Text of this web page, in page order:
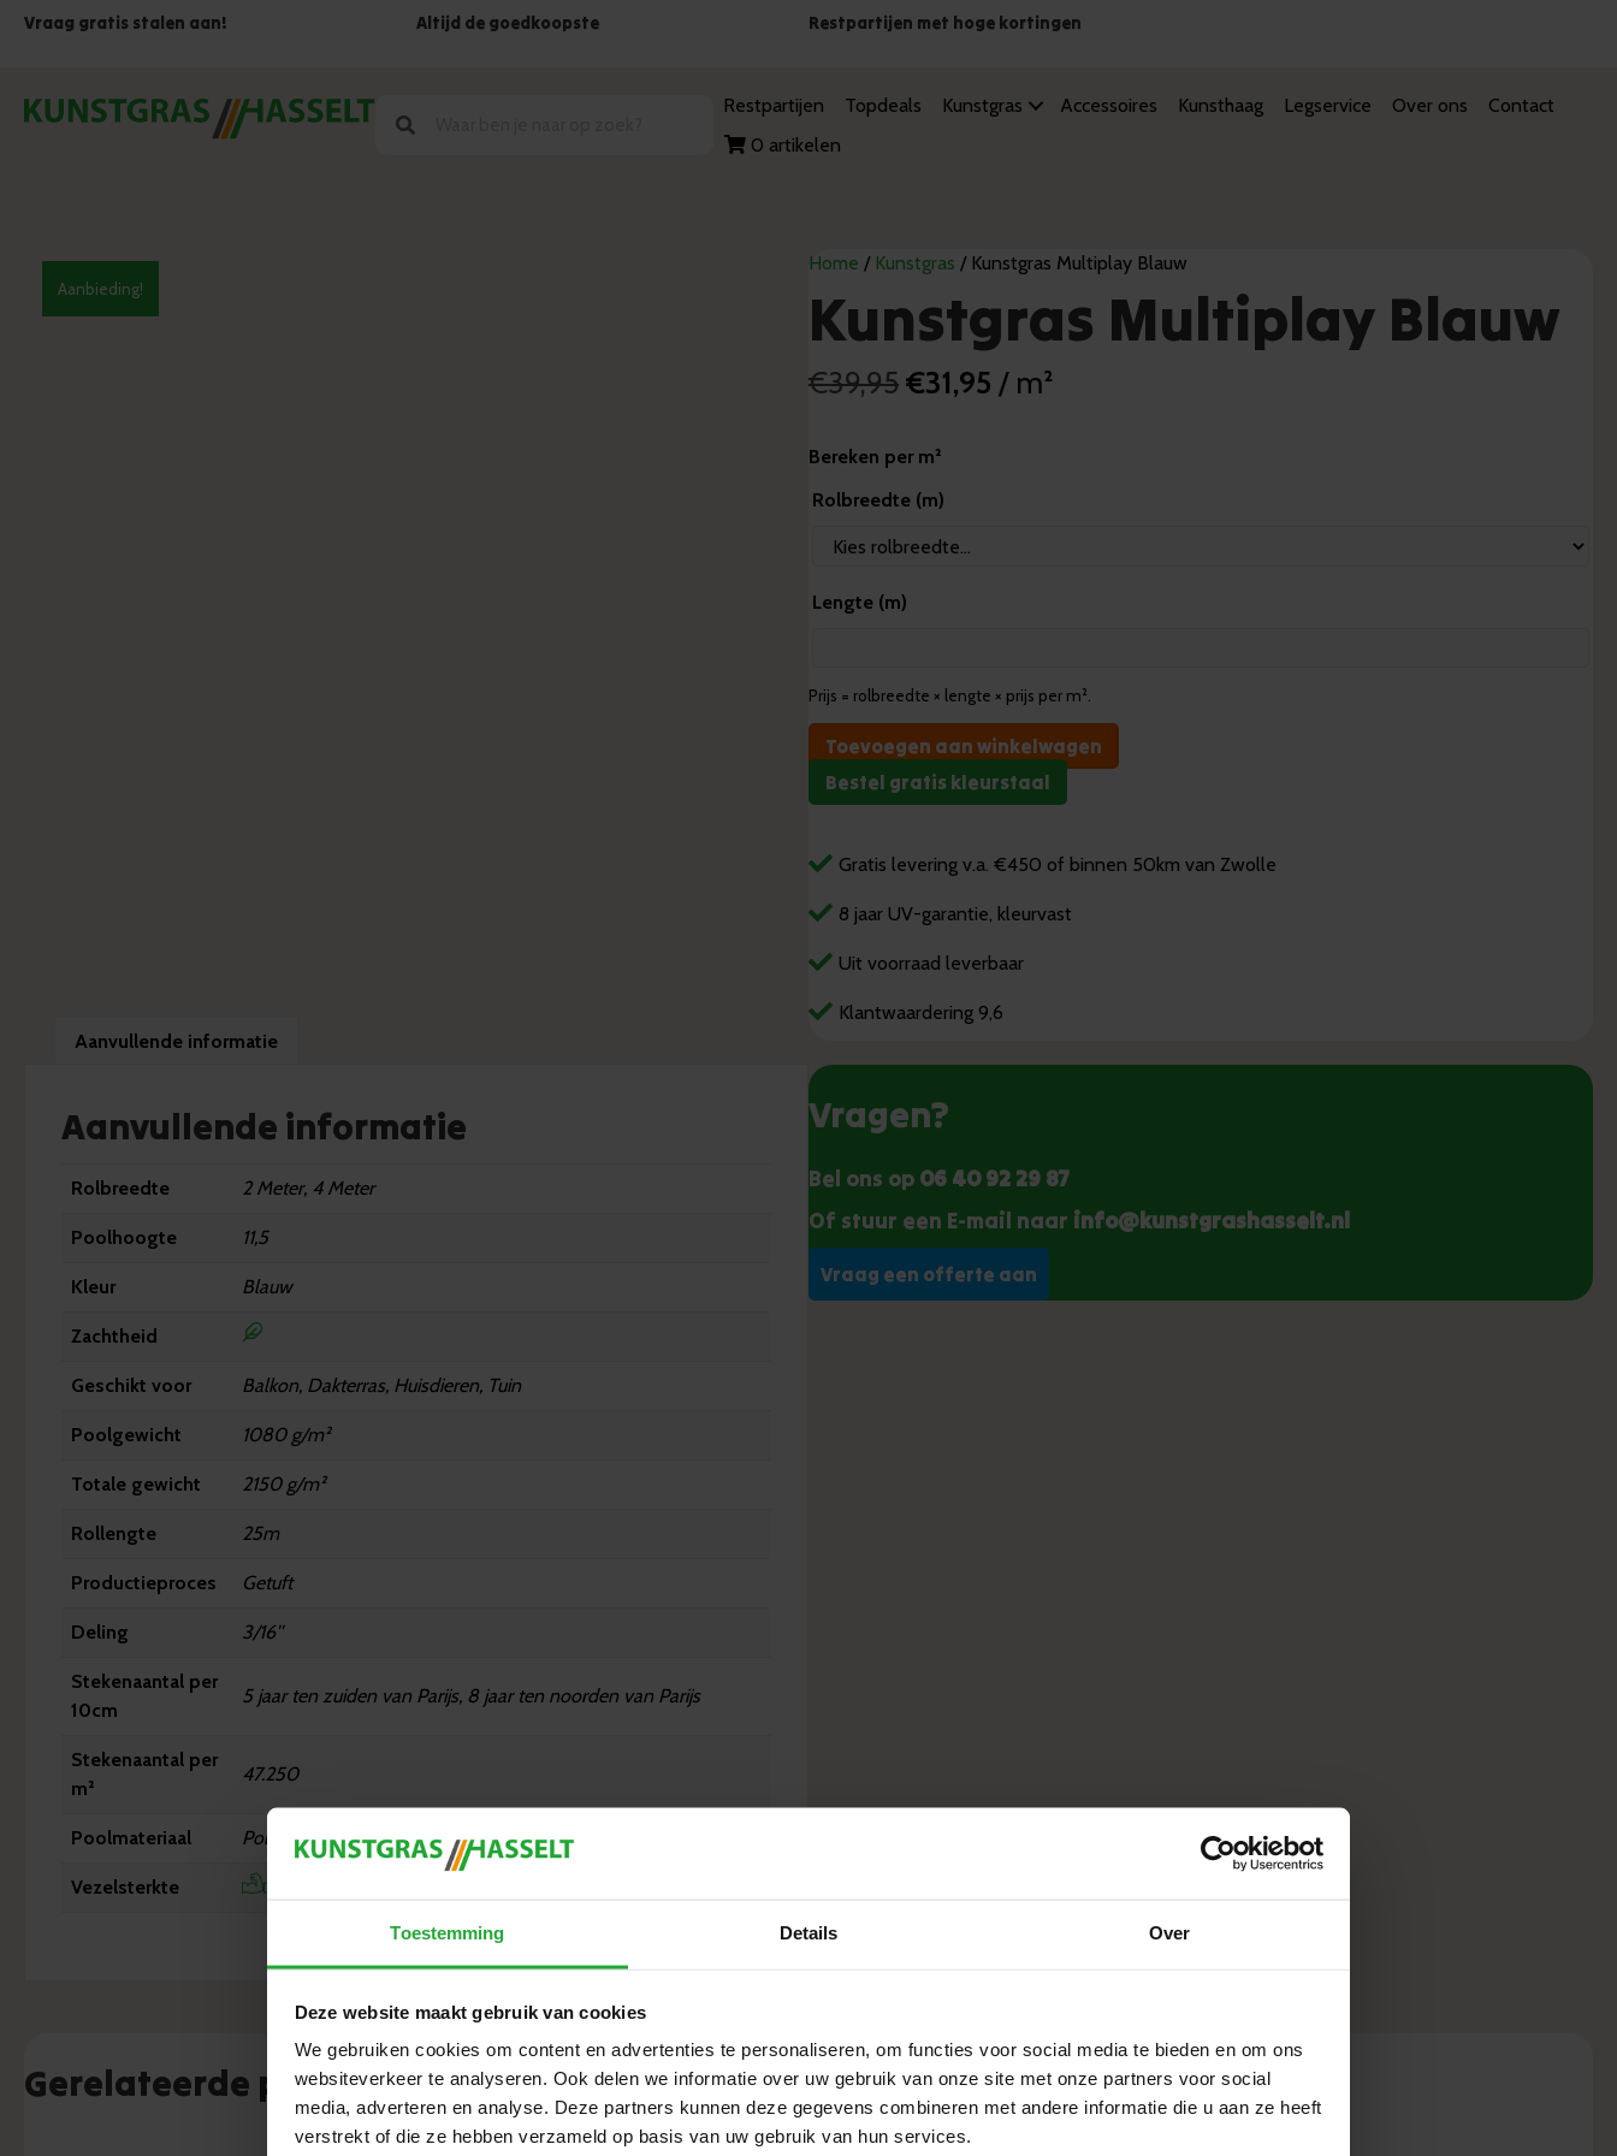
Toestemming Details Over
Deze website maakt gebruik van cookies
We gebruiken cookies om content en advertenties te personaliseren, om functies voor social media te bieden en om ons
websiteverkeer te analyseren. Ook delen we informatie over uw gebruik van onze site met onze partners voor social
media, adverteren en analyse. Deze partners kunnen deze gegevens combineren met andere informatie die u aan ze heeft
verstrekt of die ze hebben verzameld op basis van uw gebruik van hun services.
Vraag gratis stalen aan! Altijd de goedkoopste Restpartijen met hoge kortingen
Restpartijen Topdeals Kunstgras Accessoires Kunsthaag Legservice Over ons
Contact
0 artikelen
Aanbieding!
Home / Kunstgras / Kunstgras Multiplay Blauw
Kunstgras Multiplay Blauw
€39,95 Oorspronkelijke
was:
€39,95.
€31,95 Huidige
/ m²
Bereken per m²
Rolbreedte (m)
Lengte (m)
Prijs = rolbreedte × lengte × prijs per m².
Kunstgras
Multiplay
Blauw
Toevoegen aan winkelwagen
Bestel gratis kleurstaal
Gratis levering v.a. €450 of binnen 50km van Zwolle
8 jaar UV-garantie, kleurvast
Uit voorraad leverbaar
Klantwaardering 9,6
Aanvullende informatie
Aanvullende informatie
Rolbreedte 2 Meter, 4 Meter
Poolhoogte 11,5
Kleur Blauw
Zachtheid
Geschikt voor Balkon, Dakterras, Huisdieren, Tuin
Poolgewicht 1080 g/m²
Totale gewicht 2150 g/m²
Rollengte 25m
Productieproces Getuft
Deling 3/16''
Stekenaantal per
10cm
5 jaar ten zuiden van Parijs, 8 jaar ten noorden van Parijs
Stekenaantal per
m²
47.250
Poolmateriaal Polyethyleen
Vezelsterkte
Vragen?
Bel ons op 06 40 92 29 87
Of stuur een E-mail naar info@kunstgrashasselt.nl
Vraag een offerte aan
Gerelateerde producten